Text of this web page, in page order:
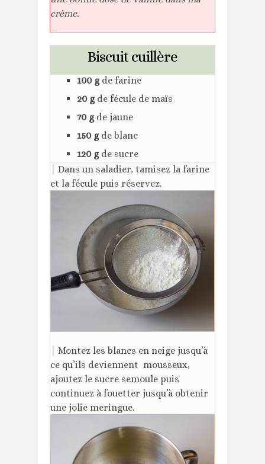
crème.
Biscuit cuillère
100 gde farine
20 gde fécule de maïs
70 gde jaune
150 gde blanc
120 gde sucre
Dans un saladier, tamisez la farine
et la fécule puis réservez.
Montez les blancs en neige jusqu’à
ce qu’ils deviennent mousseux,
ajoutez le sucre semoule puis
continuez à fouetter jusqu’à obtenir
une jolie meringue.